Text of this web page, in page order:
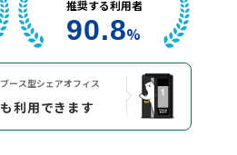
推奨する利用者
90.8%
ース型シェアオフィス
も利用できます